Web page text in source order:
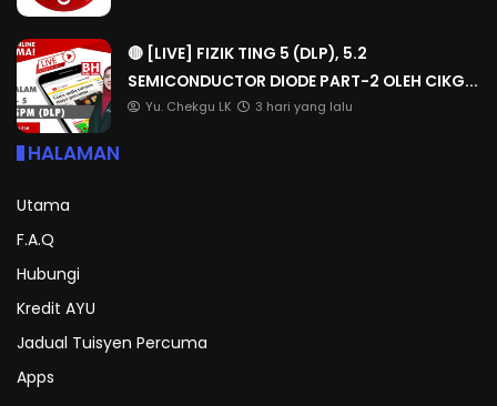
🔴 [LIVE] FIZIK TING 5 (DLP), 5.2
SEMICONDUCTOR DIODE PART-2 OLEH CIKG...
Yu. Chekgu LK 3 hari yang lalu
HALAMAN
Utama
F.A.Q
Hubungi
Kredit AYU
Jadual Tuisyen Percuma
Apps